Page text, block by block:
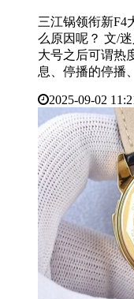
三江锅领衔新F4
么原因呢？ 文/
大号之后可谓热
息、停播的停播
2025-09-02